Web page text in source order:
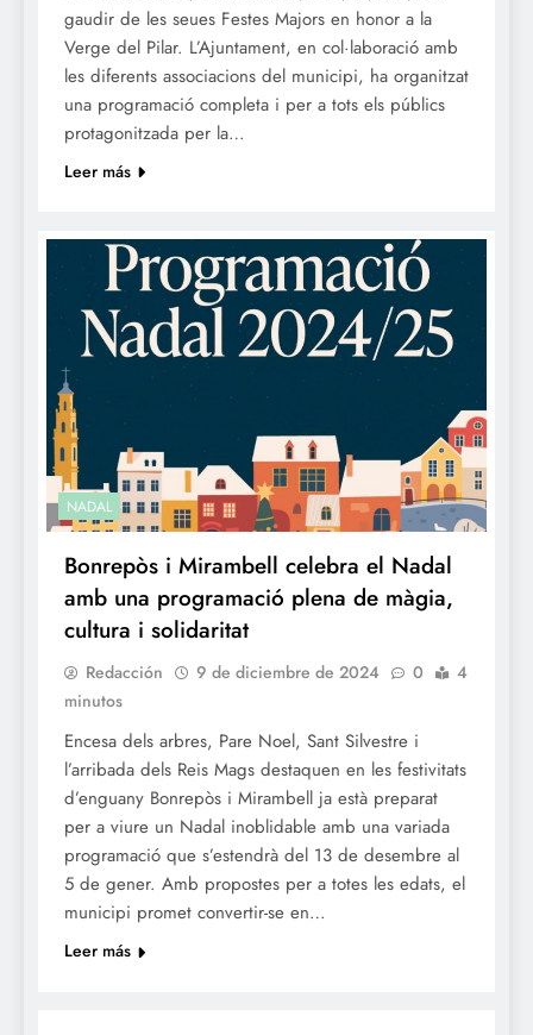
gaudir de les seues Festes Majors en honor a la
Verge del Pilar. L’Ajuntament, en col·laboració amb
les diferents associacions del municipi, ha organitzat
una programació completa i per a tots els públics
protagonitzada per la…
Leer más
NADAL
Bonrepòs i Mirambell celebra el Nadal
amb una programació plena de màgia,
cultura i solidaritat
Redacción 9 de diciembre de 2024 0
4
minutos
Encesa dels arbres, Pare Noel, Sant Silvestre i
l’arribada dels Reis Mags destaquen en les festivitats
d’enguany Bonrepòs i Mirambell ja està preparat
per a viure un Nadal inoblidable amb una variada
programació que s’estendrà del 13 de desembre al
5 de gener. Amb propostes per a totes les edats, el
municipi promet convertir-se en…
Leer más